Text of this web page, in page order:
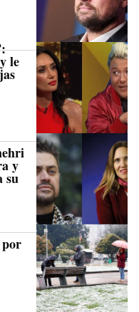
le
y
su